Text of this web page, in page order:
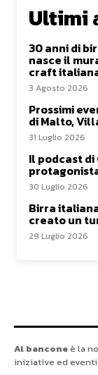
Ultimi
30 anni di
nasce il
craft
3 Agosto 2026
Prossimi
di Malto,
31 Luglio 2026
Il podcast
30 Luglio 2026
Birra
creato un
29 Luglio 2026
Al banconeè la
iniziative ed